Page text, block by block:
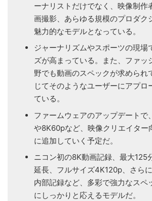
ーナリストだけでなく、映像制作
画撮影、あらゆる規模のプロダク
魅力的なモデルとなっている。
ジャーナリズムやスポーツの現場
ズが高まっている。また、ファッ
野でも動画のスペックが求められ
じてそのようなユーザーにアプロ
ている。
ファームウェアのアップデートで
や8K60pなど、映像クリエイター
に追加していく予定だ。
ニコン初の8K動画記録、最大125
延長、フルサイズ4K120p、さら
内部記録など、多彩で強力なスペ
にしっかりと応えるモデルだ。